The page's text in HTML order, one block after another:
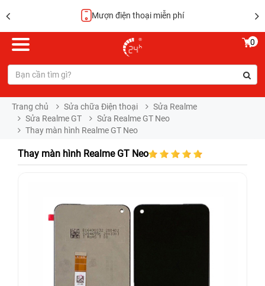
Mượn điện thoại miễn phí
0
Trang chủ Sửa chữa Điện thoại
Sửa Realme
Sửa Realme GT
Sửa Realme GT Neo
Thay màn hình Realme GT Neo
Thay màn hình Realme GT Neo